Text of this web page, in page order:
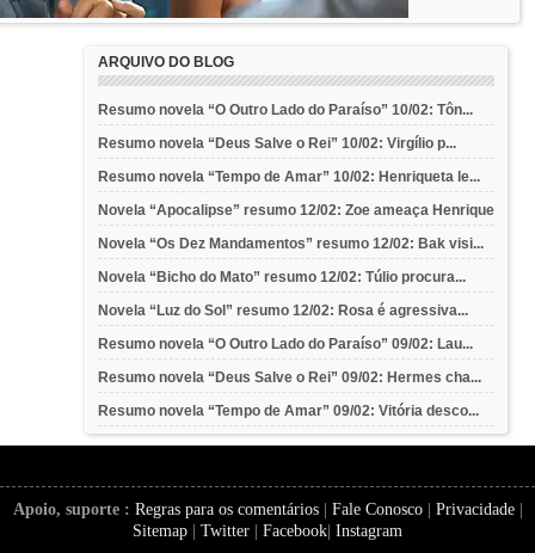
ARQUIVO DO BLOG
Resumo novela “O Outro Lado do Paraíso” 10/02: Tôn...
Resumo novela “Deus Salve o Rei” 10/02: Virgílio p...
Resumo novela “Tempo de Amar” 10/02: Henriqueta le...
Novela “Apocalipse” resumo 12/02: Zoe ameaça Henrique
Novela “Os Dez Mandamentos” resumo 12/02: Bak visi...
Novela “Bicho do Mato” resumo 12/02: Túlio procura...
Novela “Luz do Sol” resumo 12/02: Rosa é agressiva...
Resumo novela “O Outro Lado do Paraíso” 09/02: Lau...
Resumo novela “Deus Salve o Rei” 09/02: Hermes cha...
Resumo novela “Tempo de Amar” 09/02: Vitória desco...
Apoio, suporte : Regras para os comentários| Fale Conosco| Privacidade|
Sitemap
Twitter Facebook Instagram